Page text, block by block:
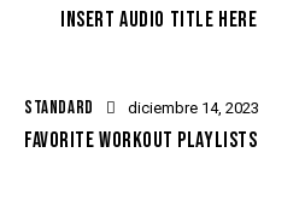
Insert Audio Title Here
STANDARD diciembre 14, 2023
FAVORITE WORKOUT PLAYLISTS